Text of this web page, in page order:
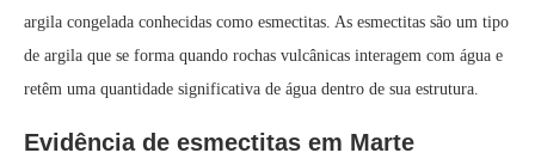
argila congelada conhecidas como esmectitas. As esmectitas são um tipo
de argila que se forma quando rochas vulcânicas interagem com água e
retêm uma quantidade significativa de água dentro de sua estrutura.
Evidência de esmectitas em Marte